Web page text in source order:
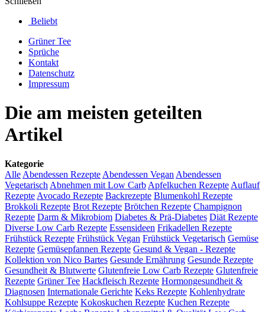
Beliebt
Grüner Tee
Sprüche
Kontakt
Datenschutz
Impressum
Die am meisten geteilten
Artikel
Kategorie
Alle Abendessen Rezepte Abendessen Vegan Abendessen
Vegetarisch Abnehmen mit Low Carb Apfelkuchen Rezepte Auflauf
Rezepte Avocado Rezepte Backrezepte Blumenkohl Rezepte
Brokkoli Rezepte Brot Rezepte Brötchen Rezepte Champignon
Rezepte Darm & Mikrobiom Diabetes & Prä-Diabetes Diät Rezepte
Diverse Low Carb Rezepte Essensideen Frikadellen Rezepte
Frühstück Rezepte Frühstück Vegan Frühstück Vegetarisch Gemüse
Rezepte Gemüsepfannen Rezepte Gesund & Vegan - Rezepte
Kollektion von Nico Bartes Gesunde Ernährung Gesunde Rezepte
Gesundheit & Blutwerte Glutenfreie Low Carb Rezepte Glutenfreie
Rezepte Grüner Tee Hackfleisch Rezepte Hormongesundheit &
Diagnosen Internationale Gerichte Keks Rezepte Kohlenhydrate
Kohlsuppe Rezepte Kokoskuchen Rezepte Kuchen Rezepte